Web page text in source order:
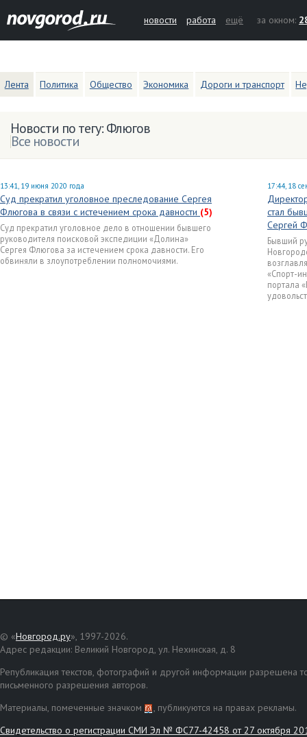
новости работа ещё за окном:
Лента Политика Общество Экономика Дороги и транспорт
Новости по тегу: Флюгов
Все новости
13:41, 19 июня 2020 года
Суд прекратил уголовное преследование Сергея
Флюгова в связи с истечением срока давности (5)
Суд прекратил уголовное дело в отношении бывшего
руководителя поисковой экспедиции «Долина»
Сергея Флюгова за истечением срока давности. Его
обвиняли в злоупотреблении полномочиями.
17:44, 18
стал
Сергей
Бывший
«Спорт-
портала
© «Новгород.ру», 1997-2026.
Адрес редакции: Великий Новгород, ул. Нехинская, д. 8
Републикация текстов, фотографий и другой информации разрешена
письменного разрешения авторов.
Материалы, помеченные значком
, публикуются на правах рекламы.
Свидетельство о регистрации СМИ Эл № ФС77-42458 от 27 октября